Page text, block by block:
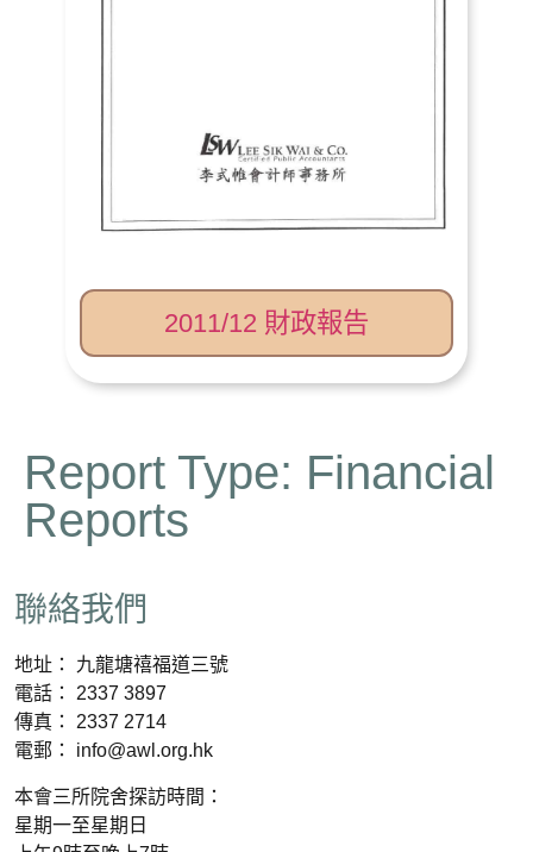
2011/12 財政報告
Report Type: Financial
Reports
聯絡我們
地址： 九龍塘禧福道三號
電話： 2337 3897
傳真： 2337 2714
電郵： info@awl.org.hk
本會三所院舍探訪時間：
星期一至星期日